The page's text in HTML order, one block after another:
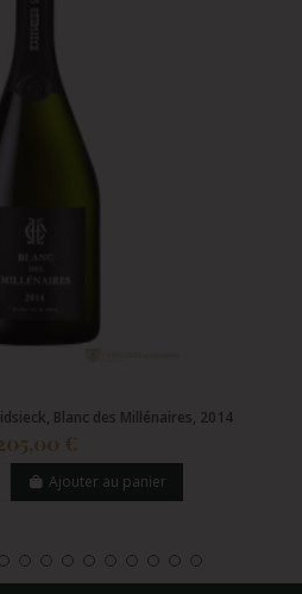
Blanc des Millénaires, 2014
€
Ajouter au panier